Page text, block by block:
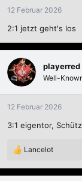
12 Februar 2026
2:1 jetzt geht's los
playerred
Well-
12 Februar 2026
3:1 eigentor,
R
a
Lancelot